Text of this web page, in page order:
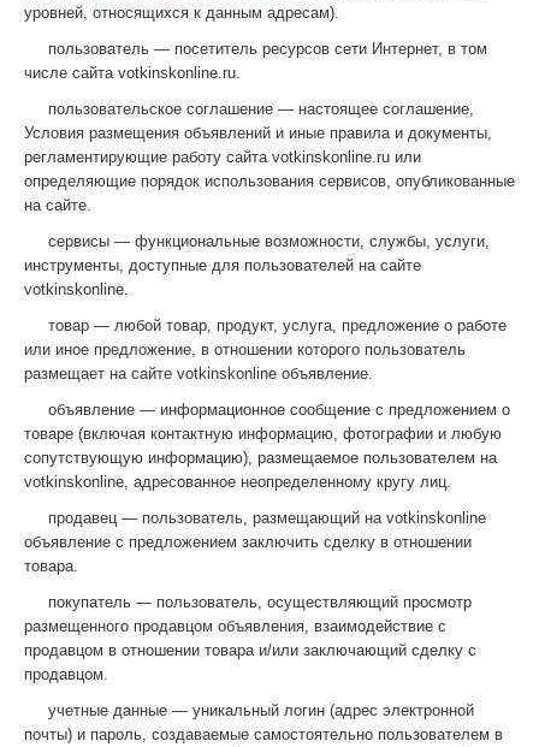
уровней, относящихся к данным адресам).
пользователь — посетитель ресурсов сети Интернет, в том
числе сайта votkinskonline.ru.
пользовательское соглашение — настоящее соглашение,
Условия размещения объявлений и иные правила и документы,
регламентирующие работу сайта votkinskonline.ru или
определяющие порядок использования сервисов, опубликованные
на сайте.
сервисы — функциональные возможности, службы, услуги,
инструменты, доступные для пользователей на сайте
votkinskonline.
товар — любой товар, продукт, услуга, предложение о работе
или иное предложение, в отношении которого пользователь
размещает на сайте votkinskonline объявление.
объявление — информационное сообщение с предложением о
товаре (включая контактную информацию, фотографии и любую
сопутствующую информацию), размещаемое пользователем на
votkinskonline, адресованное неопределенному кругу лиц.
продавец — пользователь, размещающий на votkinskonline
объявление с предложением заключить сделку в отношении
товара.
покупатель — пользователь, осуществляющий просмотр
размещенного продавцом объявления, взаимодействие с
продавцом в отношении товара и/или заключающий сделку с
продавцом.
учетные данные — уникальный логин (адрес электронной
почты) и пароль, создаваемые самостоятельно пользователем в